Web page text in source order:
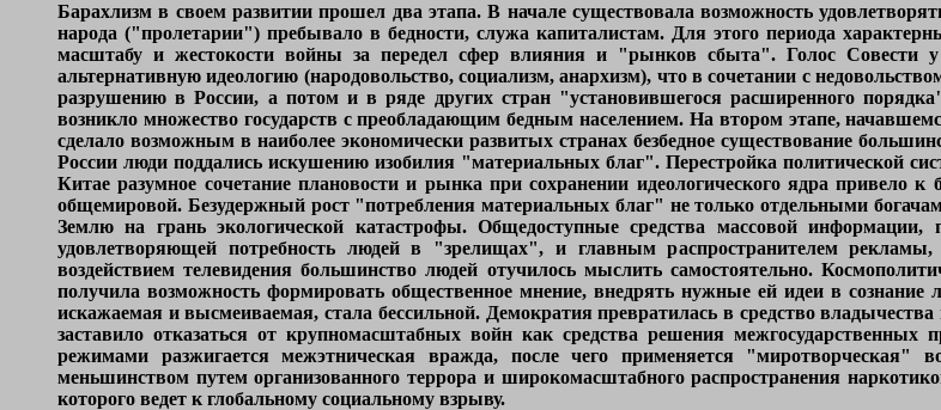
Барахлизм в своем развитии прошел два этапа. В начале существовала возможность
народа ("пролетарии") пребывало в бедности, служа капиталистам. Для этого периода
масштабу и жестокости войны за передел сфер влияния и "рынков сбыта". Голос Совести у
альтернативную идеологию (народовольство, социализм, анархизм), что в сочетании с
разрушению в России, а потом и в ряде других стран "установившегося расширенного
возникло множество государств с преобладающим бедным населением. На втором этапе,
сделало возможным в наиболее экономически развитых странах безбедное существование
России люди поддались искушению изобилия "материальных благ". Перестройка политической
Китае разумное сочетание плановости и рынка при сохранении идеологического ядра привело
общемировой. Безудержный рост "потребления материальных благ" не только отдельными
Землю на грань экологической катастрофы. Общедоступные средства массовой информации,
удовлетворяющей потребность людей в "зрелищах", и главным распространителем
воздействием телевидения большинство людей отучилось мыслить самостоятельно.
получила возможность формировать общественное мнение, внедрять нужные ей идеи в сознание
искажаемая и высмеиваемая, стала бессильной. Демократия превратилась в средство
заставило отказаться от крупномасштабных войн как средства решения
режимами разжигается межэтническая вражда, после чего применяется "миротворческая"
меньшинством путем организованного террора и широкомасштабного распространения
которого ведет к глобальному социальному взрыву.